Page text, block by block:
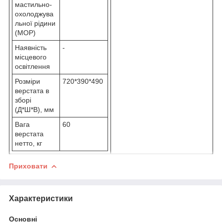
мастильно-
охолоджува
льної рідини
(МОР)
Наявність
місцевого
освітлення
-
Розміри
верстата в
зборі
(Д*Ш*В), мм
720*390*490
Вага
верстата
нетто, кг
60
Приховати
Характеристики
Основні